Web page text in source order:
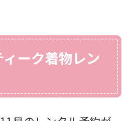
ーク着物レン